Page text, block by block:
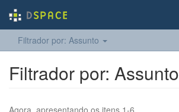
Filtrador por: Assunto
Filtrador por: Assunto
Agora, apresentando os itens 1-6